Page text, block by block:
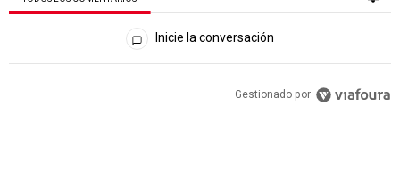
Todos los comentarios
Inicie la conversación